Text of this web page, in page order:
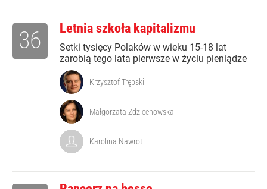
Letnia szkoła kapitalizmu
Setki tysięcy Polaków w wieku 15-18 lat
zarobią tego lata pierwsze w życiu pieniądze
36
Krzysztof Trębski
Małgorzata Zdziechowska
Karolina Nawrot